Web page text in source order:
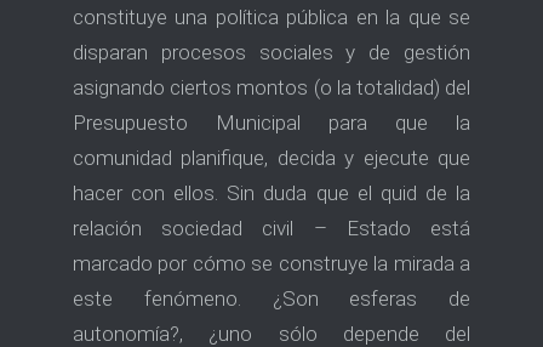
constituye una política pública en la que se
disparan procesos sociales y de gestión
asignando ciertos montos (o la totalidad) del
Presupuesto Municipal para que la
comunidad planifique, decida y ejecute que
hacer con ellos. Sin duda que el quid de la
relación sociedad civil – Estado está
marcado por cómo se construye la mirada a
este fenómeno. ¿Son esferas de
autonomía?, ¿uno sólo depende del